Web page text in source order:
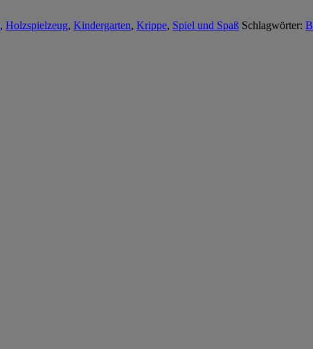
, Holzspielzeug, Kindergarten, Krippe, Spiel und Spaß Schlagwörter: